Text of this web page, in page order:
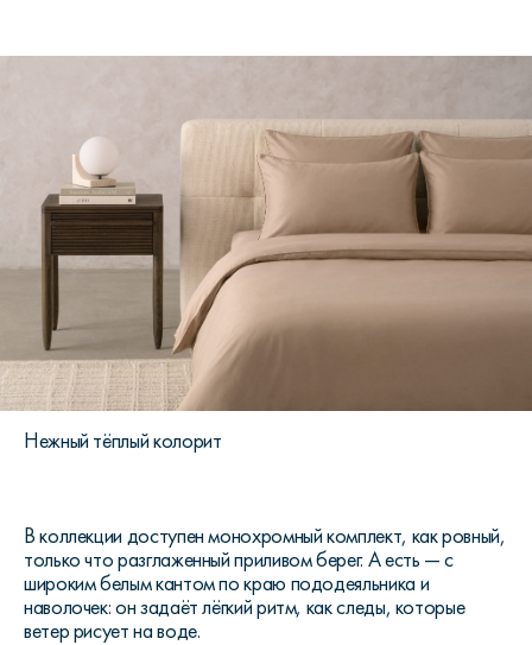
Нежный тёплый колорит
В коллекции доступен монохромный комплект, как ровный,
только что разглаженный приливом берег. А есть — с
широким белым кантом по краю пододеяльника и
наволочек: он задаёт лёгкий ритм, как следы, которые
ветер рисует на воде.